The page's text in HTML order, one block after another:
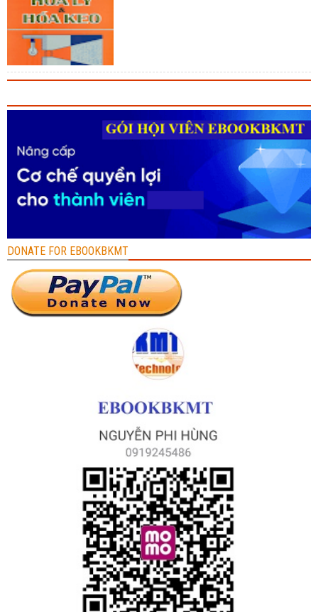
DONATE FOR EBOOKBKMT